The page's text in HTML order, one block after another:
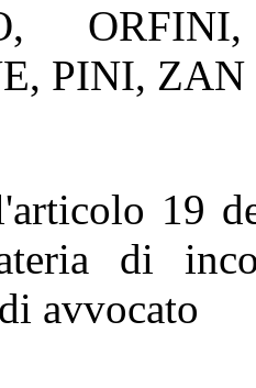
PINI, ZAN
19
di
avvocato